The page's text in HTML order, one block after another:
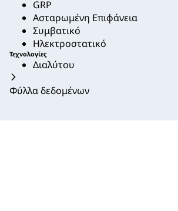
GRP
Ασταρωμένη Επιφάνεια
Συμβατικό
Ηλεκτροστατικό
Τεχνολογίες
Διαλύτου
Φύλλα δεδομένων